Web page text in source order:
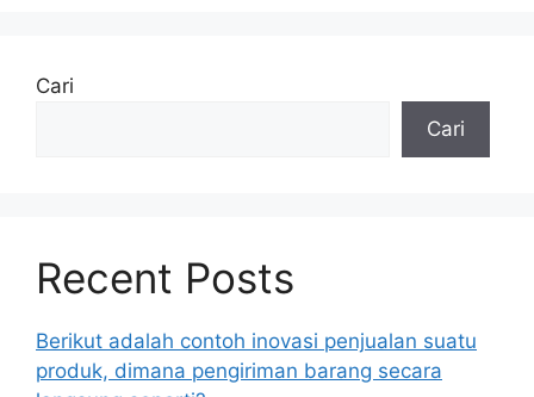
Cari
Cari
Recent Posts
Berikut adalah contoh inovasi penjualan suatu
produk, dimana pengiriman barang secara